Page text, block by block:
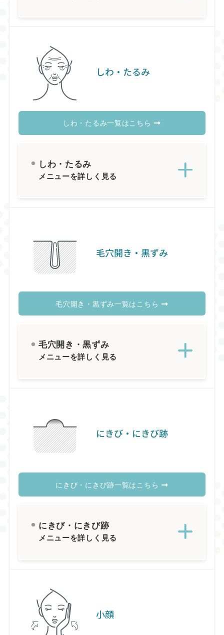
しわ・たるみ
しわ・たるみ一覧はこちら
しわ・たるみ
メニューを詳しく見る
毛穴開き・黒ずみ
毛穴開き・黒ずみ一覧はこちら
毛穴開き・黒ずみ
メニューを詳しく見る
にきび・にきび跡
にきび・にきび跡一覧はこちら
にきび・にきび跡
メニューを詳しく見る
小顔